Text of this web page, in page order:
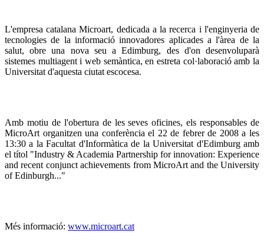
L'empresa catalana Microart, dedicada a la recerca i l'enginyeria de
tecnologies de la informació innovadores aplicades a l'àrea de la
salut, obre una nova seu a Edimburg, des d'on desenvoluparà
sistemes multiagent i web semàntica, en estreta col·laboració amb la
Universitat d'aquesta ciutat escocesa.
Amb motiu de l'obertura de les seves oficines, els responsables de
MicroArt organitzen una conferència el 22 de febrer de 2008 a les
13:30 a la Facultat d'Informàtica de la Universitat d'Edimburg amb
el títol "Industry & Academia Partnership for innovation: Experience
and recent conjunct achievements from MicroArt and the University
of Edinburgh..."
Més informació: www.microart.cat